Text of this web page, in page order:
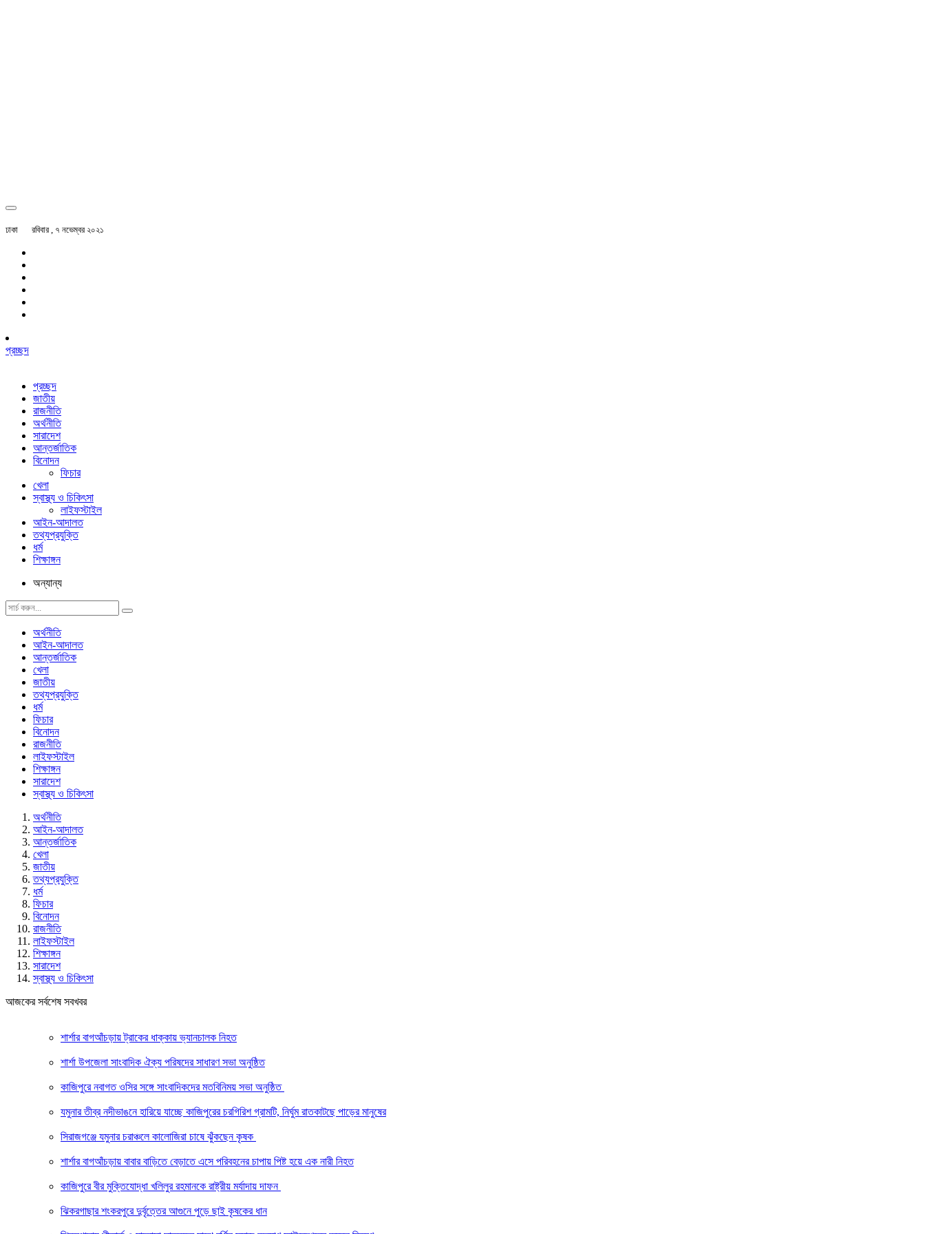
ঢাকা রবিবার , ৭ নভেম্বর ২০২১
প্রচ্ছদ
প্রচ্ছদ
জাতীয়
রাজনীতি
অর্থনীতি
সারাদেশ
আন্তর্জাতিক
বিনোদন
ফিচার
খেলা
স্বাস্থ্য ও চিকিৎসা
লাইফস্টাইল
আইন-আদালত
তথ্যপ্রযুক্তি
ধর্ম
শিক্ষাঙ্গন
অন্যান্য
অর্থনীতি
আইন-আদালত
আন্তর্জাতিক
খেলা
জাতীয়
তথ্যপ্রযুক্তি
ধর্ম
ফিচার
বিনোদন
রাজনীতি
লাইফস্টাইল
শিক্ষাঙ্গন
সারাদেশ
স্বাস্থ্য ও চিকিৎসা
অর্থনীতি
আইন-আদালত
আন্তর্জাতিক
খেলা
জাতীয়
তথ্যপ্রযুক্তি
ধর্ম
ফিচার
বিনোদন
রাজনীতি
লাইফস্টাইল
শিক্ষাঙ্গন
সারাদেশ
স্বাস্থ্য ও চিকিৎসা
আজকের সর্বশেষ সবখবর
শার্শার বাগআঁচড়ায় ট্রাকের ধাক্কায় ভ্যানচালক নিহত
শার্শা উপজেলা সাংবাদিক ঐক্য পরিষদের সাধারণ সভা অনুষ্ঠিত
কাজিপুরে নবাগত ওসির সঙ্গে সাংবাদিকদের মতবিনিময় সভা অনুষ্ঠিত
যমুনার তীব্র নদীভাঙনে হারিয়ে যাচ্ছে কাজিপুরের চরগিরিশ গ্রামটি, নির্ঘুম রাতকাটছে পাড়ের মানুষের
সিরাজগঞ্জে যমুনার চরাঞ্চলে কালোজিরা চাষে ঝুঁকছেন কৃষক
শার্শার বাগআঁচড়ায় বাবার বাড়িতে বেড়াতে এসে পরিবহনের চাপায় পিষ্ট হয়ে এক নারী নিহত
কাজিপুরে বীর মুক্তিযোদ্ধা খলিলুর রহমানকে রাষ্ট্রীয় মর্যাদায় দাফন
ঝিকরগাছার শংকরপুরে দুর্বৃত্তের আগুনে পুড়ে ছাই কৃষকের ধান